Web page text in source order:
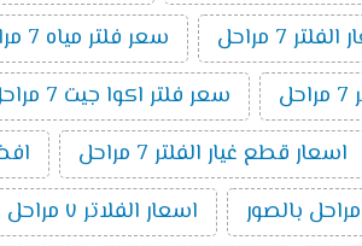
7 مراحل
سعر فلتر مياه 7 مراحل تايواني 2020
سعر فلتر اكوا جيت 7 مراحل
اسعار قطع غيار الفلتر 7 مراحل
اسعار الفلاتر ٧ مراحل